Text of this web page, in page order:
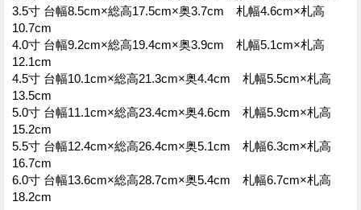
3.5寸 台幅8.5cm×総高17.5cm×奥3.7cm 札幅4.6cm×札高
10.7cm
4.0寸 台幅9.2cm×総高19.4cm×奥3.9cm 札幅5.1cm×札高
12.1cm
4.5寸 台幅10.1cm×総高21.3cm×奥4.4cm 札幅5.5cm×札高
13.5cm
5.0寸 台幅11.1cm×総高23.4cm×奥4.6cm 札幅5.9cm×札高
15.2cm
5.5寸 台幅12.4cm×総高26.4cm×奥5.1cm 札幅6.3cm×札高
16.7cm
6.0寸 台幅13.6cm×総高28.7cm×奥5.4cm 札幅6.7cm×札高
18.2cm